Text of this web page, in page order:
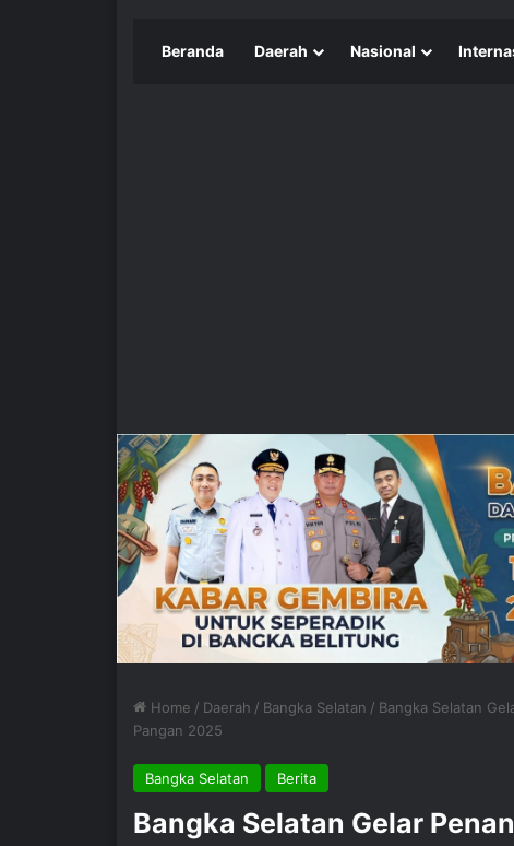
Beranda Daerah Nasional
Home / Daerah / Bangka Selatan / Bangka Selatan
Pangan 2025
Bangka Selatan Berita
Bangka Selatan Gelar